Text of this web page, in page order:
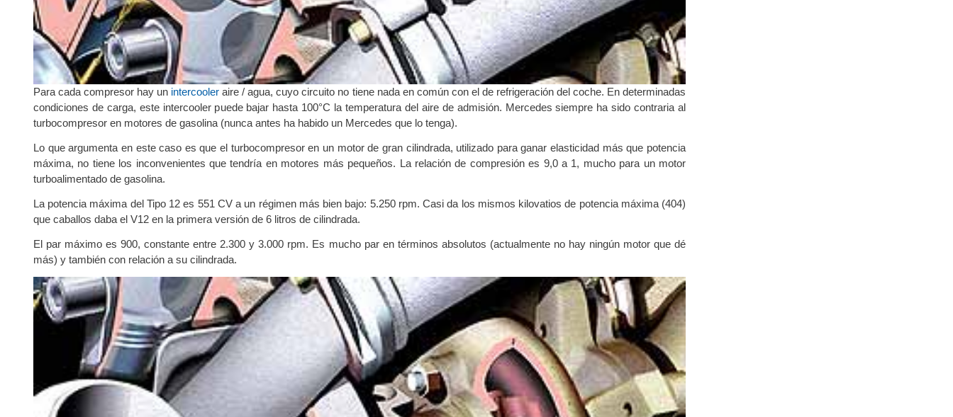
Para cada compresor hay un intercooler aire / agua, cuyo circuito no tiene nada en común con el de refrigeración del coche. En determinadas
condiciones de carga, este intercooler puede bajar hasta 100°C la temperatura del aire de admisión. Mercedes siempre ha sido contraria al
turbocompresor en motores de gasolina (nunca antes ha habido un Mercedes que lo tenga).
Lo que argumenta en este caso es que el turbocompresor en un motor de gran cilindrada, utilizado para ganar elasticidad más que potencia
máxima, no tiene los inconvenientes que tendría en motores más pequeños. La relación de compresión es 9,0 a 1, mucho para un motor
turboalimentado de gasolina.
La potencia máxima del Tipo 12 es 551 CV a un régimen más bien bajo: 5.250 rpm. Casi da los mismos kilovatios de potencia máxima (404)
que caballos daba el V12 en la primera versión de 6 litros de cilindrada.
El par máximo es 900, constante entre 2.300 y 3.000 rpm. Es mucho par en términos absolutos (actualmente no hay ningún motor que dé
más) y también con relación a su cilindrada.